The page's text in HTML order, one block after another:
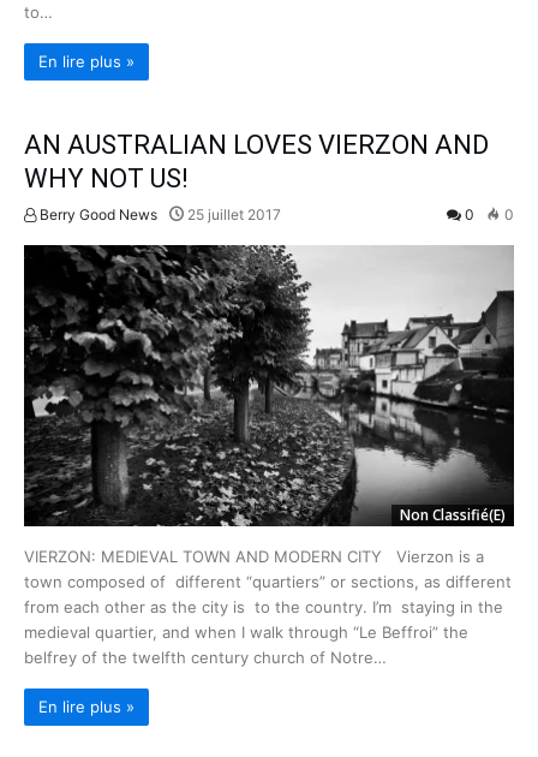
to…
En lire plus »
AN AUSTRALIAN LOVES VIERZON AND
WHY NOT US!
Berry Good News 25 juillet 2017 0 0
Non Classifié(e)
VIERZON: MEDIEVAL TOWN AND MODERN CITY Vierzon is a
town composed of different “quartiers” or sections, as different
from each other as the city is to the country. I’m staying in the
medieval quartier, and when I walk through “Le Beffroi” the
belfrey of the twelfth century church of Notre…
En lire plus »